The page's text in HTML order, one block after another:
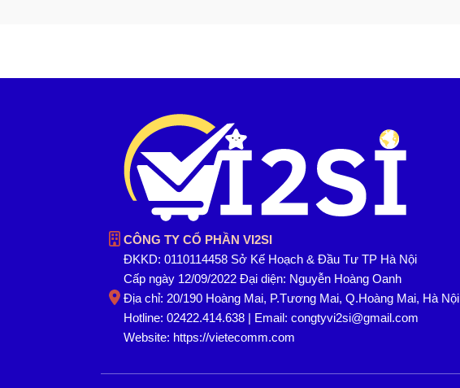
CÔNG TY CỔ PHẦN VI2SI
ĐKKD: 0110114458 Sở Kế Hoạch & Đầu Tư TP Hà Nội
Cấp ngày 12/09/2022 Đại diện: Nguyễn Hoàng Oanh
Địa chỉ: 20/190 Hoàng Mai, P.Tương Mai, Q.Hoàng Mai, Hà Nội
Hotline: 02422.414.638 | Email: congtyvi2si@gmail.com
Website: https://vietecomm.com